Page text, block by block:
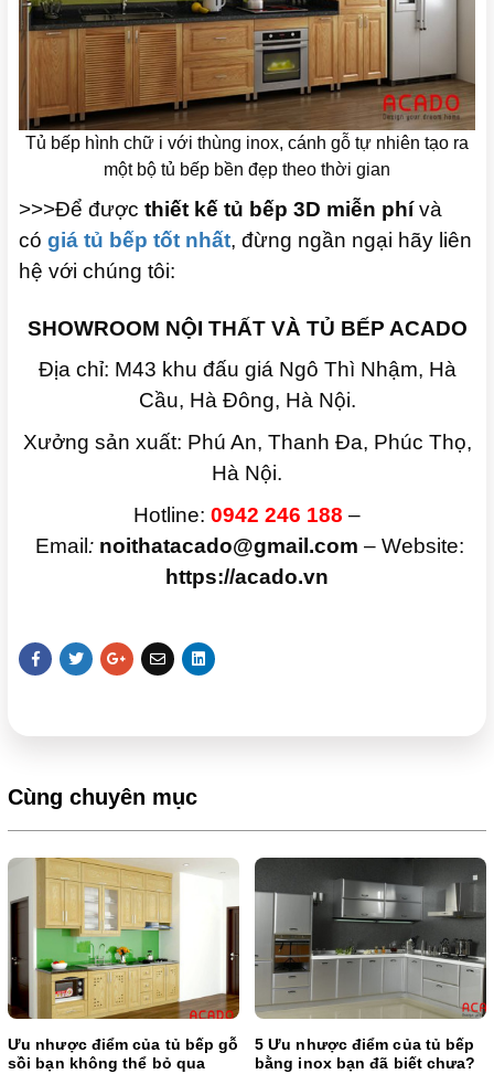
Tủ bếp hình chữ i với thùng inox, cánh gỗ tự nhiên tạo ra
một bộ tủ bếp bền đẹp theo thời gian
>>>Để được thiết kế tủ bếp 3D miễn phívà
có giá tủ bếp tốt nhất, đừng ngần ngại hãy liên
hệ với chúng tôi:
SHOWROOM NỘI THẤT VÀ TỦ BẾP ACADO
Địa chỉ: M43 khu đấu giá Ngô Thì Nhậm, Hà
Cầu, Hà Đông, Hà Nội.
Xưởng sản xuất: Phú An, Thanh Đa, Phúc Thọ,
Hà Nội.
Hotline: 0942 246 188 –
Email: noithatacado@gmail.com – Website:
https://acado.vn
Cùng chuyên mục
Ưu nhược điểm của tủ bếp gỗ
sồi bạn không thể bỏ qua
5 Ưu nhược điểm của tủ bếp
bằng inox bạn đã biết chưa?